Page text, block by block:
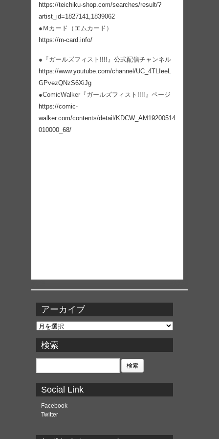
https://teichiku-shop.com/searches/result/?
artist_id=1827141,1839062
●Ｍカード（エムカード）
https://m-card.info/
●『ガールズフィスト!!!!』公式配信チャンネル
https://www.youtube.com/channel/UC_4TLIeeL
GPvezQNzS6XiJg
●ComicWalker『ガールズフィスト!!!!』ページ
https://comic-
walker.com/contents/detail/KDCW_AM19200514
010000_68/
アーカイブ
ア
カ
イ
ブ
検索
検
Social Link
Facebook
Twitter